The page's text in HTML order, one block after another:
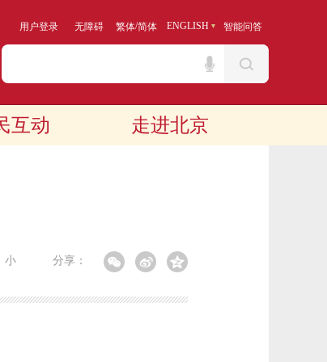
用户登录 无障碍 繁体/简体 ENGLISH 智能问答
互动 走进北京
分享：
小